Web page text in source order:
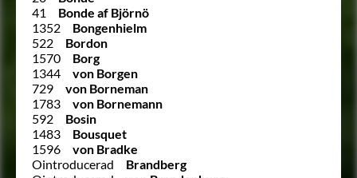
41
Bonde af Björnö
1352
Bongenhielm
522
Bordon
1570
Borg
1344
von Borgen
729
von Borneman
1783
von Bornemann
592
Bosin
1483
Bousquet
1596
von Bradke
Ointroducerad
Brandberg